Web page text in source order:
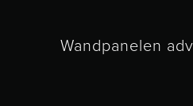
Wandpanelen